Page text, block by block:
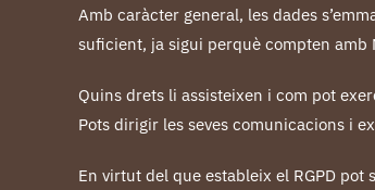
Amb caràcter general, les dades
suficient, ja sigui perquè compten amb
Quins drets li assisteixen i com pot
Pots dirigir les seves comunicacions i
En virtut del que estableix el RGPD pot